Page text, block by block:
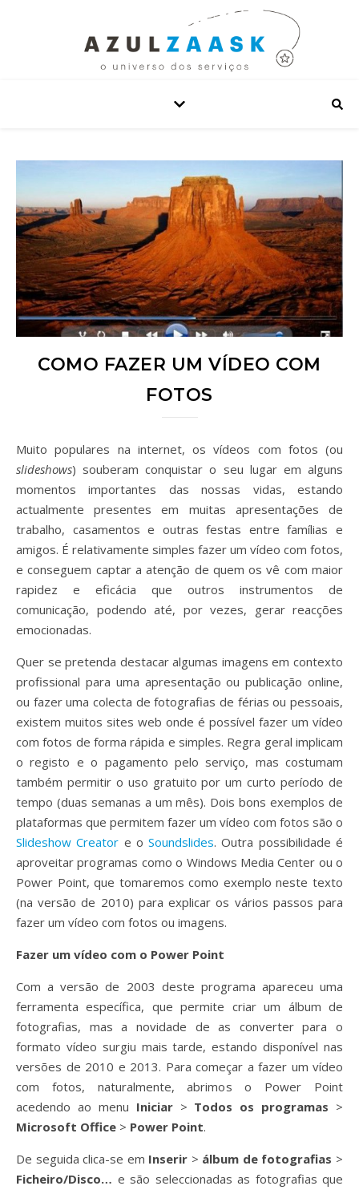
COMO FAZER UM VÍDEO COM
FOTOS
Muito populares na internet, os vídeos com fotos (ou
slideshows) souberam conquistar o seu lugar em alguns
momentos importantes das nossas vidas, estando
actualmente presentes em muitas apresentações de
trabalho, casamentos e outras festas entre famílias e
amigos. É relativamente simples fazer um vídeo com fotos,
e conseguem captar a atenção de quem os vê com maior
rapidez e eficácia que outros instrumentos de
comunicação, podendo até, por vezes, gerar reacções
emocionadas.
Quer se pretenda destacar algumas imagens em contexto
profissional para uma apresentação ou publicação online,
ou fazer uma colecta de fotografias de férias ou pessoais,
existem muitos sites web onde é possível fazer um vídeo
com fotos de forma rápida e simples. Regra geral implicam
o registo e o pagamento pelo serviço, mas costumam
também permitir o uso gratuito por um curto período de
tempo (duas semanas a um mês). Dois bons exemplos de
plataformas que permitem fazer um vídeo com fotos são o
Slideshow Creator e oSoundslides. Outra possibilidade é
aproveitar programas como o Windows Media Center ou o
Power Point, que tomaremos como exemplo neste texto
(na versão de 2010) para explicar os vários passos para
fazer um vídeo com fotos ou imagens.
Fazer um vídeo com o Power Point
Com a versão de 2003 deste programa apareceu uma
ferramenta específica, que permite criar um álbum de
fotografias, mas a novidade de as converter para o
formato vídeo surgiu mais tarde, estando disponível nas
versões de 2010 e 2013. Para começar a fazer um vídeo
com fotos, naturalmente, abrimos o Power Point
acedendo ao menu Iniciar> Todos os programas >
Microsoft Office > Power Point.
De seguida clica-se em Inserir > álbum de fotografias >
Ficheiro/Disco… e são seleccionadas as fotografias que